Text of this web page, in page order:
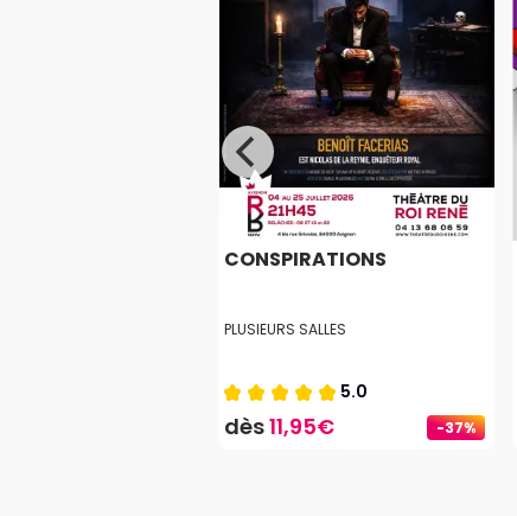
-37%
CONSPIRATIONS
PLUSIEURS SALLES
5.0
dès11,95€